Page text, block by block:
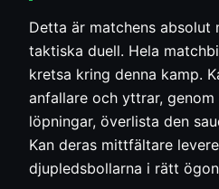
Detta är matchens absolut
taktiska duell. Hela
kretsa kring denna kamp.
anfallare och yttrar,
löpningar, överlista den
Kan deras mittfältare
djupledsbollarna i rätt